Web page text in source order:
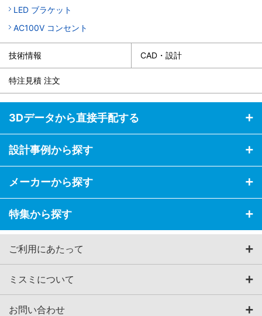
LED ブラケット
AC100V コンセント
技術情報 CAD・設計
特注見積 注文
3Dデータから直接手配する
設計事例から探す
メーカーから探す
特集から探す
ご利用にあたって
ミスミについて
お問い合わせ